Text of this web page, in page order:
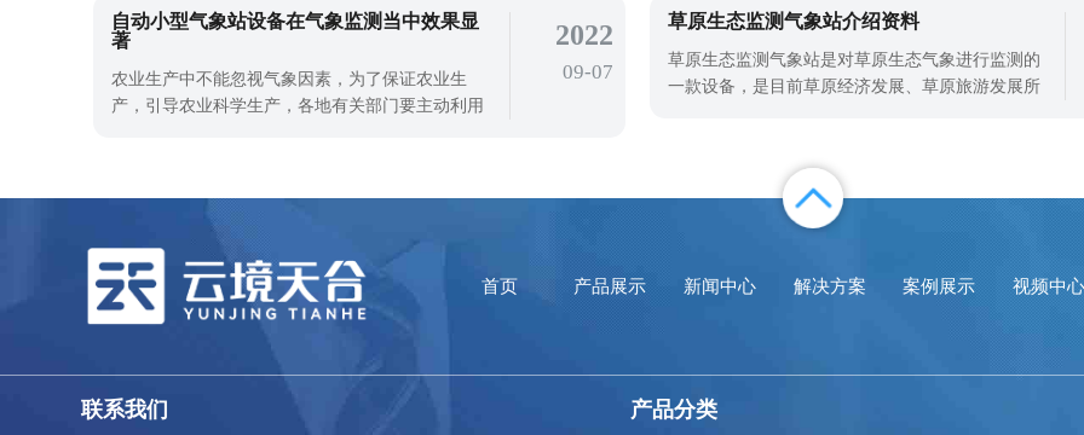
量、气压、光照、温度、湿度等进行全天候现场监
测。通过小范围的研究，冰雹对农作物的危害
CQX6六要素小型自动气象站为例为大家介绍一下它
应用行业和场景还是非常广泛的，比如说林业、
自动小型气象站设备在气象监测当中效果显
著
农业生产中不能忽视气象因素，为了保证农业生
产，引导农业科学生产，各地有关部门要主动利用
持服务方面，自动小型气象站可以说是重要的气象
环境观测设备，在帮助有关农业部门进一步
2022
09-07
草原生态监测气象站介绍资料
草原生态监测气象站是对草原生态气象进行监测的
一款设备，是目前草原经济发展、草原旅游发展所
保持草地健康，提高初级生产水平;同时，由于初级
产品的充分利用，二级生产水平也可以提高。草原
生态系统本身的任何因素或子系统的变化
首页 产品展示 新闻中心 解决方案 案例展示 视频中
联系我们 产品分类